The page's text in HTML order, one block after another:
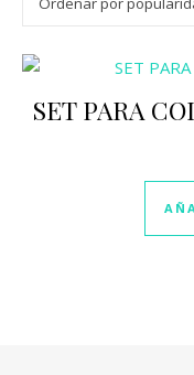
SET PARA